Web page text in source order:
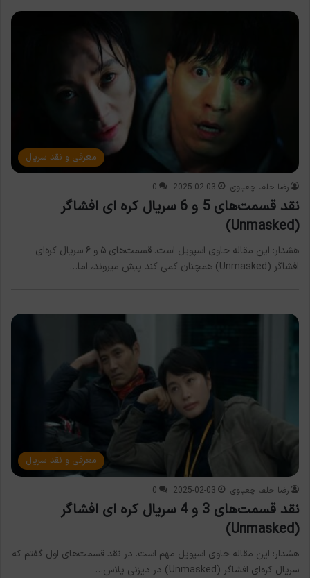
معرفی و نقد سریال
رضا خلف چعباوی 2025-02-03
0
نقد قسمت‌های 5 و 6 سریال کره ای افشاگر
(Unmasked)
هشدار: این مقاله حاوی اسپویل است. قسمت‌های ۵ و ۶ سریال کره‌ای
افشاگر (Unmasked) همچنان کمی کند پیش میروند، اما…
معرفی و نقد سریال
رضا خلف چعباوی 2025-02-03
0
نقد قسمت‌های 3 و 4 سریال کره ای افشاگر
(Unmasked)
هشدار: این مقاله حاوی اسپویل مهم است. در نقد قسمت‌های اول گفتم که
سریال کره‌ای افشاگر (Unmasked) در دیزنی پلاس…